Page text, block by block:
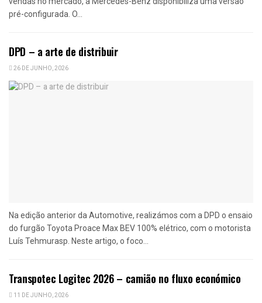
pré-configurada. O...
DPD – a arte de distribuir
26 DE JUNHO, 2026
Na edição anterior da Automotive, realizámos com a DPD o ensaio
do furgão Toyota Proace Max BEV 100% elétrico, com o motorista
Luís Tehmurasp. Neste artigo, o foco...
Transpotec Logitec 2026 – camião no fluxo económico
11 DE JUNHO, 2026